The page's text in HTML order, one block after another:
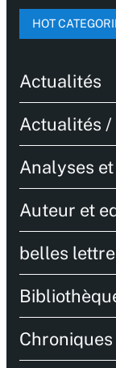
HOT
Actualités
Actualités /
Analyses
Auteur et
belles